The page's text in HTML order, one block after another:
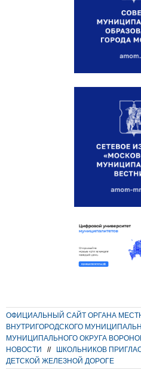
ОФИЦИАЛЬНЫЙ САЙТ ОРГАНА
ВНУТРИГОРОДСКОГО
МУНИЦИПАЛЬНОГО ОКРУГА
НОВОСТИ
//
ШКОЛЬНИКОВ
ДЕТСКОЙ ЖЕЛЕЗНОЙ ДОРОГЕ